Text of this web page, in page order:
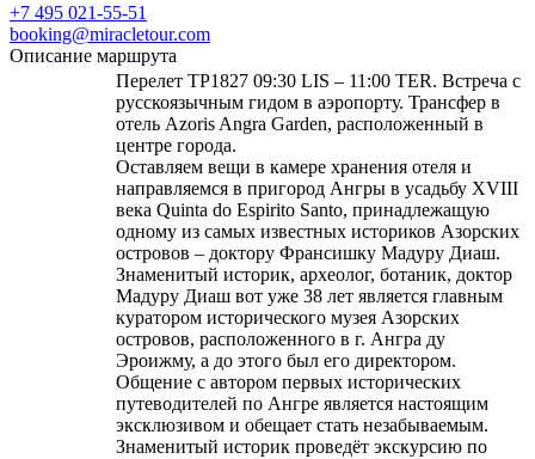
+7 495 021-55-51
booking@miracletour.com
Описание маршрута
Перелет TP1827 09:30 LIS – 11:00 TER. Встреча с
русскоязычным гидом в аэропорту. Трансфер в
отель Azoris Angra Garden, расположенный в
центре города.
Оставляем вещи в камере хранения отеля и
направляемся в пригород Ангры в усадьбу XVIII
века Quinta do Espirito Santo, принадлежащую
одному из самых известных историков Азорских
островов – доктору Франсишку Мадуру Диаш.
Знаменитый историк, археолог, ботаник, доктор
Мадуру Диаш вот уже 38 лет является главным
куратором исторического музея Азорских
островов, расположенного в г. Ангра ду
Эроижму, а до этого был его директором.
Общение с автором первых исторических
путеводителей по Ангре является настоящим
эксклюзивом и обещает стать незабываемым.
Знаменитый историк проведёт экскурсию по